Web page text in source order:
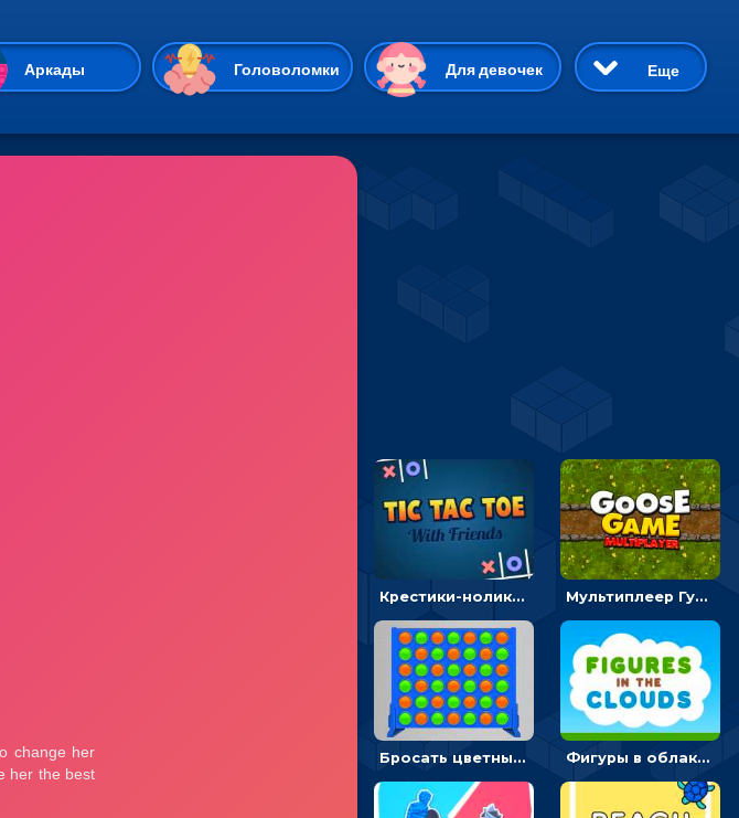
Аркады Головоломки Для девочек
Веселые 3D Приключения
Еще
Крестики-нолики мультиплеер: найди соперника и сразись Мультиплеер Гусь: кидай кости и шагай к финишу
Бросать цветные диски и складывать линии - головоломка Фигуры в облаках: подбери предмет по очертанию – головоломка